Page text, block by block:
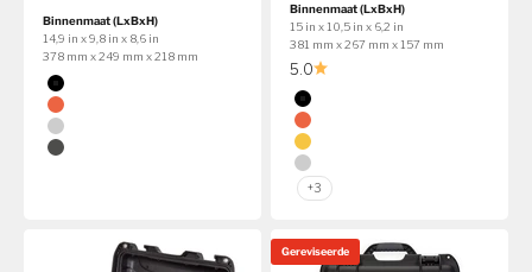
Binnenmaat (LxBxH)
14,9 in x 9,8 in x 8,6 in
378 mm x 249 mm x 218 mm
Kleur
Zwart
Oranje
Zilver
Grafiet
Binnenmaat (LxBxH)
15 in x 10,5 in x 6,2 in
381 mm x 267 mm x 157 mm
5.0
Kleur
Zwart
Oranje
Geel
Zilver
+3
Gereviseerde